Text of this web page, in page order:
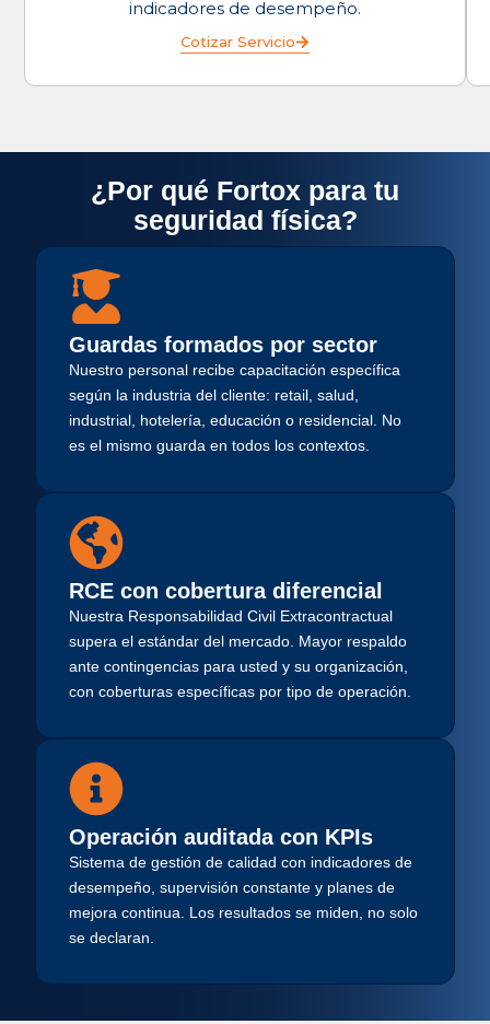
indicadores de desempeño.
Cotizar Servicio
¿Por qué Fortox para tu
seguridad física?
Guardas formados por sector
Nuestro personal recibe capacitación específica
según la industria del cliente: retail, salud,
industrial, hotelería, educación o residencial. No
es el mismo guarda en todos los contextos.
RCE con cobertura diferencial
Nuestra Responsabilidad Civil Extracontractual
supera el estándar del mercado. Mayor respaldo
ante contingencias para usted y su organización,
con coberturas específicas por tipo de operación.
Operación auditada con KPIs
Sistema de gestión de calidad con indicadores de
desempeño, supervisión constante y planes de
mejora continua. Los resultados se miden, no solo
se declaran.